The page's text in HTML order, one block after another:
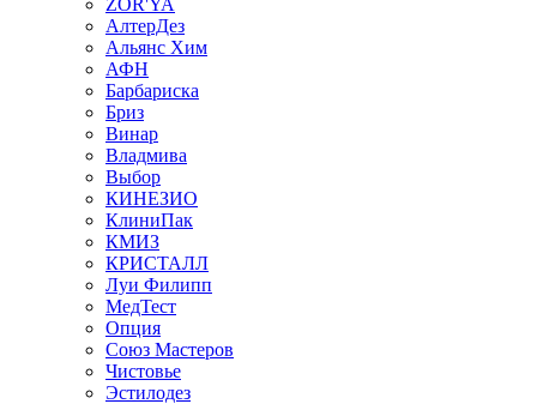
ZOR'YA
АлтерДез
Альянс Хим
АФН
Барбариска
Бриз
Винар
Владмива
Выбор
КИНЕЗИО
КлиниПак
КМИЗ
КРИСТАЛЛ
Луи Филипп
МедТест
Опция
Союз Мастеров
Чистовье
Эстилодез